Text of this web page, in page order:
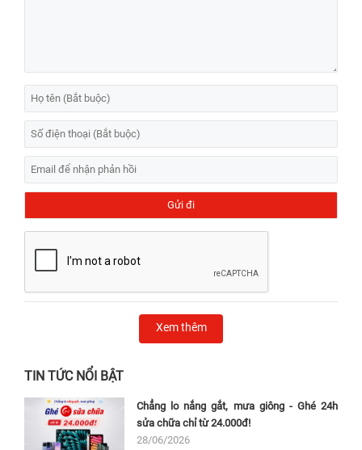
Xem thêm
TIN TỨC NỔI BẬT
Chẳng lo nắng gắt, mưa giông - Ghé 24h
sửa chữa chỉ từ 24.000đ!
28/06/2026